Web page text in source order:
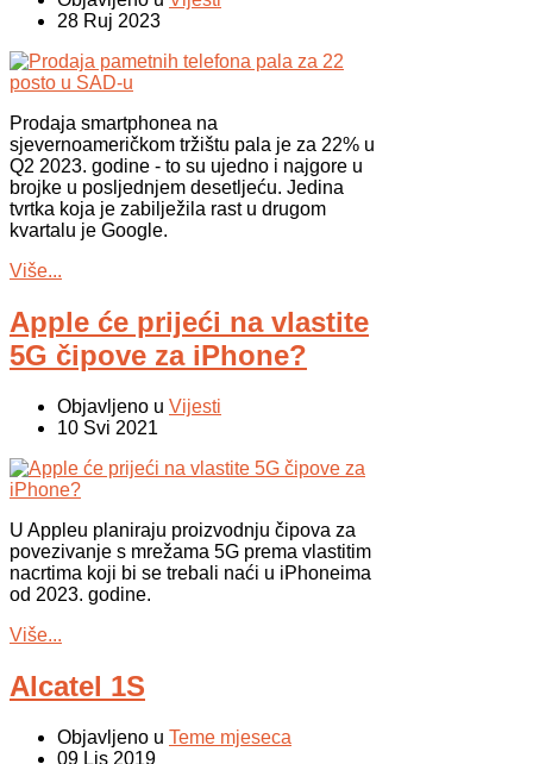
28 Ruj 2023
Prodaja smartphonea na
sjevernoameričkom tržištu pala je za 22% u
Q2 2023. godine - to su ujedno i najgore u
brojke u posljednjem desetljeću. Jedina
tvrtka koja je zabilježila rast u drugom
kvartalu je Google.
Više...
Apple će prijeći na vlastite
5G čipove za iPhone?
Objavljeno u Vijesti
10 Svi 2021
U Appleu planiraju proizvodnju čipova za
povezivanje s mrežama 5G prema vlastitim
nacrtima koji bi se trebali naći u iPhoneima
od 2023. godine.
Više...
Alcatel 1S
Objavljeno u Teme mjeseca
09 Lis 2019